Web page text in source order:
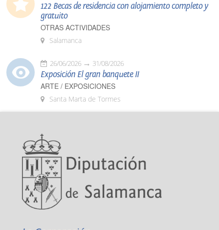
122 Becas de residencia con alojamiento completo y
gratuito
OTRAS ACTIVIDADES
Salamanca
26/06/2026 31/08/2026
Exposición El gran banquete II
ARTE / EXPOSICIONES
Santa Marta de Tormes